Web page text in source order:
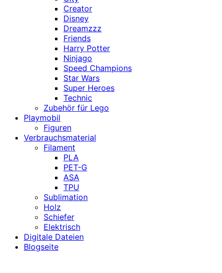
Creator
Disney
Dreamzzz
Friends
Harry Potter
Ninjago
Speed Champions
Star Wars
Super Heroes
Technic
Zubehör für Lego
Playmobil
Figuren
Verbrauchsmaterial
Filament
PLA
PET-G
ASA
TPU
Sublimation
Holz
Schiefer
Elektrisch
Digitale Dateien
Blogseite